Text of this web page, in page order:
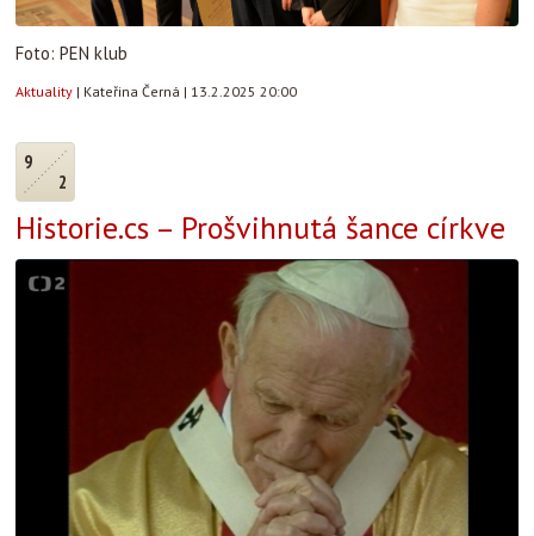
Foto: PEN klub
Aktuality | Kateřina Černá | 13.2.2025 20:00
9
2
Historie.cs – Prošvihnutá šance církve